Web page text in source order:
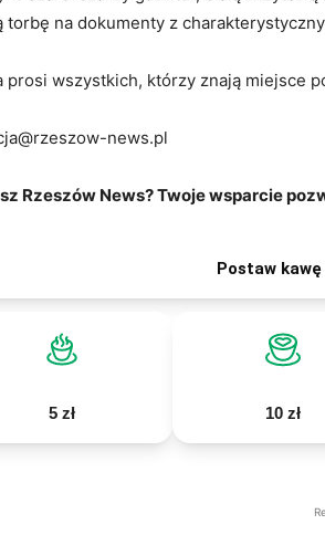
torbę na dokumenty z
prosi wszystkich, którzy znają miejsce
news.pl
Rzeszów News? Twoje wsparcie
Postaw kawę
5 zł 10 zł